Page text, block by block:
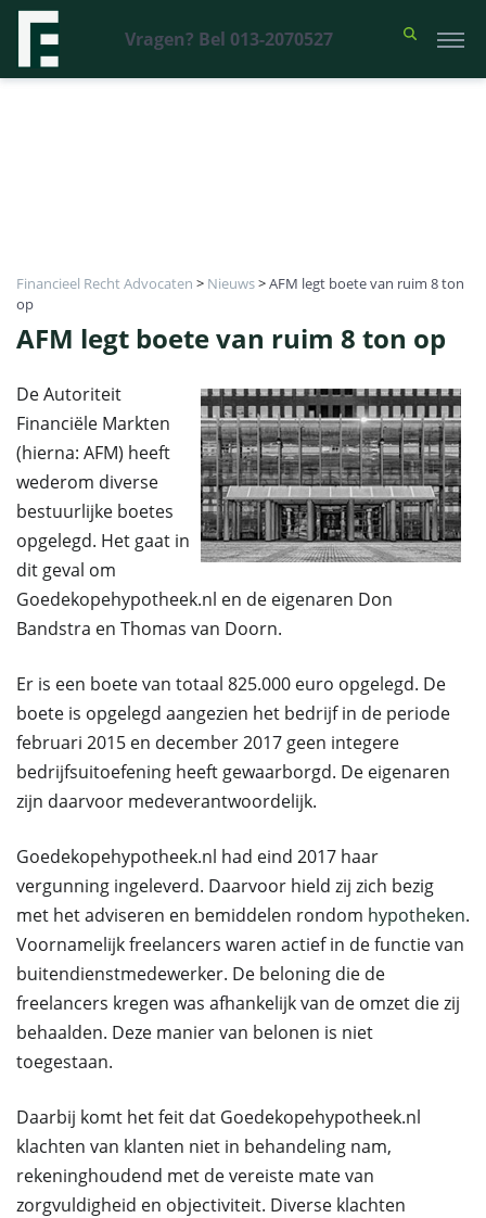
Vragen? Bel 013-2070527
Financieel Recht Advocaten > Nieuws>AFM legt boete van ruim 8 ton
op
AFM legt boete van ruim 8 ton op
De Autoriteit
Financiële Markten
(hierna: AFM) heeft
wederom diverse
bestuurlijke boetes
opgelegd. Het gaat in
dit geval om
Goedekopehypotheek.nl en de eigenaren Don
Bandstra en Thomas van Doorn.
Er is een boete van totaal 825.000 euro opgelegd. De
boete is opgelegd aangezien het bedrijf in de periode
februari 2015 en december 2017 geen integere
bedrijfsuitoefening heeft gewaarborgd. De eigenaren
zijn daarvoor medeverantwoordelijk.
Goedekopehypotheek.nl had eind 2017 haar
vergunning ingeleverd. Daarvoor hield zij zich bezig
met het adviseren en bemiddelen rondom hypotheken.
Voornamelijk freelancers waren actief in de functie van
buitendienstmedewerker. De beloning die de
freelancers kregen was afhankelijk van de omzet die zij
behaalden. Deze manier van belonen is niet
toegestaan.
Daarbij komt het feit dat Goedekopehypotheek.nl
klachten van klanten niet in behandeling nam,
rekeninghoudend met de vereiste mate van
zorgvuldigheid en objectiviteit. Diverse klachten